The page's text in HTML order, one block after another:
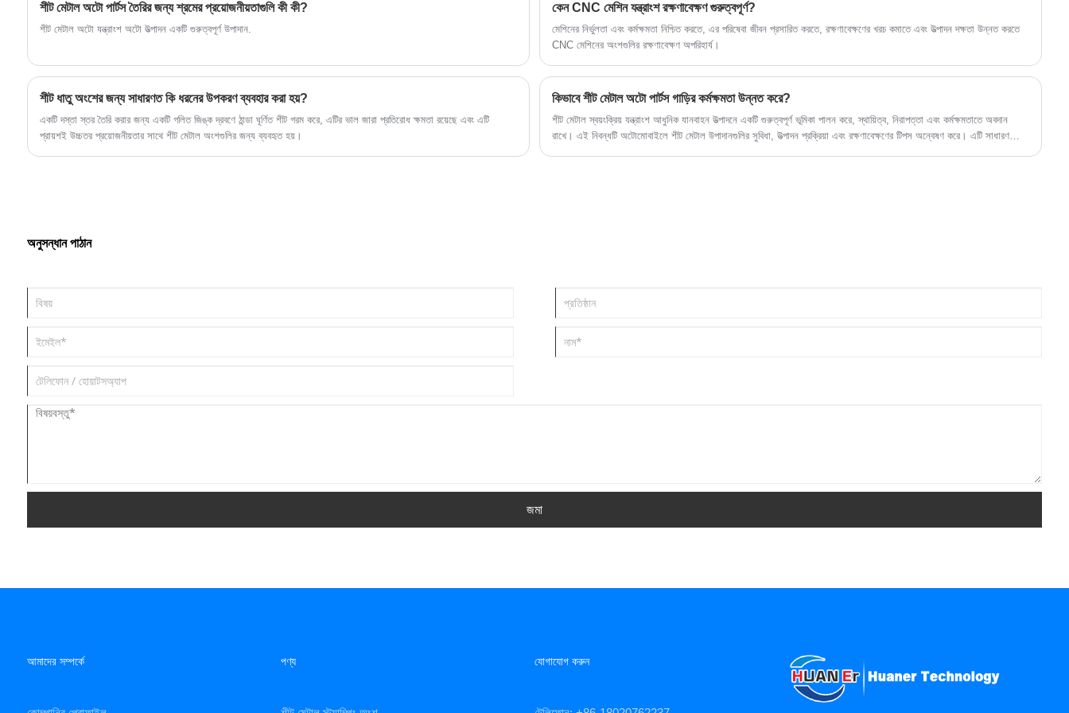
বাসন, জার এবং পরিবারের সরঞ্জাম রাখার জন্য এগুলি একটি
চমৎকার পছন্দ। এই বন্ধনী নিয়মিত ব্যবহারের জন্য বিশেষভাবে
শীট মেটাল অটো পার্টস তৈরির জন্য শ্রমের প্রয়োজনীয়তাগুলি কী কী?
শীট মেটাল অটো যন্ত্রাংশ অটো উত্পাদন একটি গুরুত্বপূর্ণ উপাদান.
কেন CNC মেশিন যন্ত্রাংশ রক্ষণাবেক্ষণ গুরুত্বপূর্ণ?
মেশিনের নির্ভুলতা এবং কর্মক্ষমতা নিশ্চিত করতে, এর পরিষেবা জীবন প্রসারিত করতে, রক্ষণাবেক্ষণের খরচ কমাতে এবং উত্পাদন দক্ষতা উন্নত করতে
CNC মেশিনের অংশগুলির রক্ষণাবেক্ষণ অপরিহার্য।
শীট ধাতু অংশের জন্য সাধারণত কি ধরনের উপকরণ ব্যবহার করা হয়?
একটি দস্তা স্তর তৈরি করার জন্য একটি গলিত জিঙ্ক দ্রবণে ঠান্ডা ঘূর্ণিত শীট গরম করে, এটির ভাল জারা প্রতিরোধ ক্ষমতা রয়েছে এবং এটি
প্রায়শই উচ্চতর প্রয়োজনীয়তার সাথে শীট মেটাল অংশগুলির জন্য ব্যবহৃত হয়।
কিভাবে শীট মেটাল অটো পার্টস গাড়ির কর্মক্ষমতা উন্নত করে?
শীট মেটাল স্বয়ংক্রিয় যন্ত্রাংশ আধুনিক যানবাহন উত্পাদনে একটি গুরুত্বপূর্ণ ভূমিকা পালন করে, স্থায়িত্ব, নিরাপত্তা এবং কর্মক্ষমতাতে অবদান
রাখে। এই নিবন্ধটি অটোমোবাইলে শীট মেটাল উপাদানগুলির সুবিধা, উত্পাদন প্রক্রিয়া এবং রক্ষণাবেক্ষণের টিপস অন্বেষণ করে। এটি সাধারণ
অনুসন্ধান পাঠান
জমা
আমাদের সম্পর্কে পণ্য যোগাযোগ করুন